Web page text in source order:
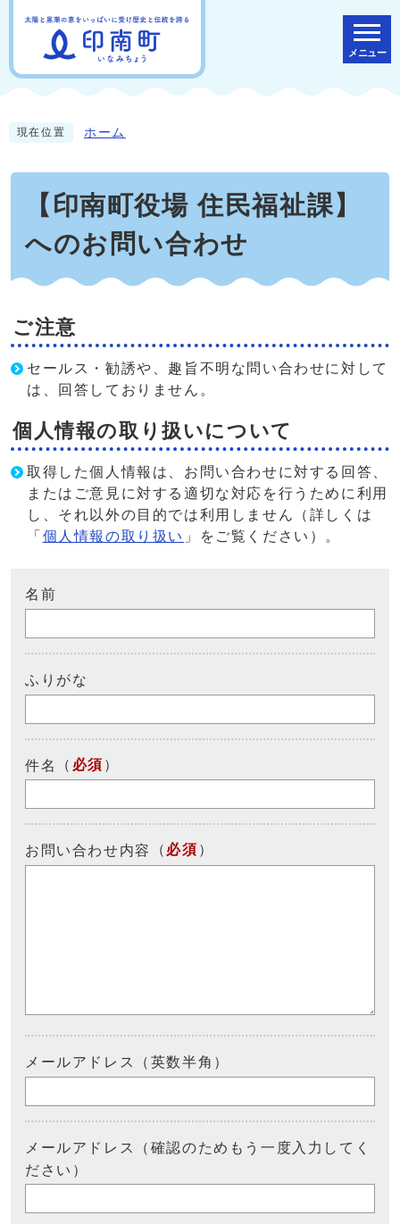
メニュー
現在位置 ホーム
【印南町役場 住民福祉課】
へのお問い合わせ
ご注意
セールス・勧誘や、趣旨不明な問い合わせに対して
は、回答しておりません。
個人情報の取り扱いについて
取得した個人情報は、お問い合わせに対する回答、
またはご意見に対する適切な対応を行うために利用
し、それ以外の目的では利用しません（詳しくは
「 個人情報の取り扱い 」をご覧ください）。
名前
ふりがな
件名 （ 必須 ）
お問い合わせ内容 （ 必須 ）
メールアドレス（英数半角）
メールアドレス（確認のためもう一度入力してく
ださい）